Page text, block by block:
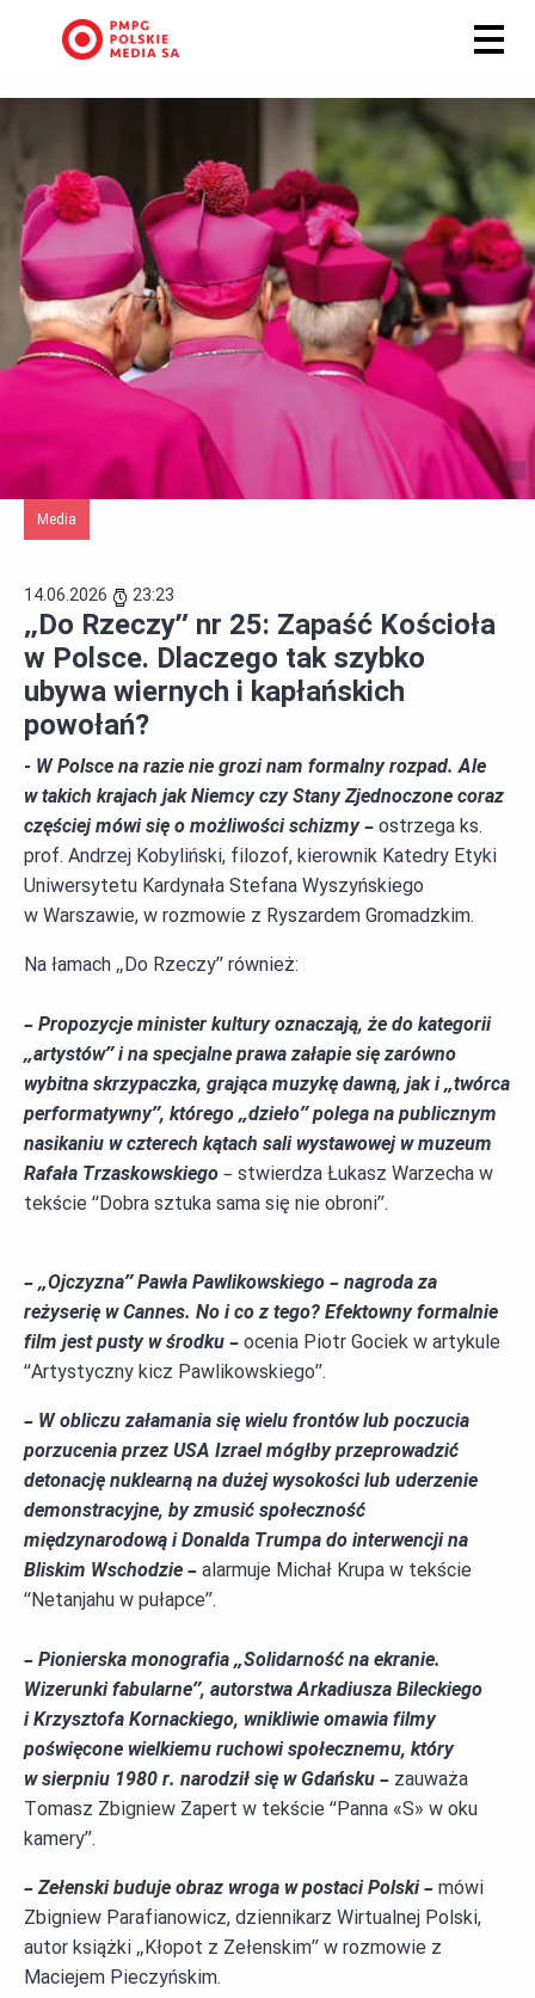
Media
14.06.2026 23:23
„Do Rzeczy” nr 25: Zapaść Kościoła
w Polsce. Dlaczego tak szybko
ubywa wiernych i kapłańskich
powołań?
- W Polsce na razie nie grozi nam formalny rozpad. Ale
w takich krajach jak Niemcy czy Stany Zjednoczone coraz
częściej mówi się o możliwości schizmy – ostrzega ks.
prof. Andrzej Kobyliński, filozof, kierownik Katedry Etyki
Uniwersytetu Kardynała Stefana Wyszyńskiego
w Warszawie, w rozmowie z Ryszardem Gromadzkim.
Na łamach „Do Rzeczy” również:
– Propozycje minister kultury oznaczają, że do kategorii
„artystów” i na specjalne prawa załapie się zarówno
wybitna skrzypaczka, grająca muzykę dawną, jak i „twórca
performatywny”, którego „dzieło” polega na publicznym
nasikaniu w czterech kątach sali wystawowej w muzeum
Rafała Trzaskowskiego – stwierdza Łukasz Warzecha w
tekście “Dobra sztuka sama się nie obroni”.
– „Ojczyzna” Pawła Pawlikowskiego – nagrodaza
reżyserię w Cannes. No i co z tego? Efektowny formalnie
film jest pusty w środku – ocenia Piotr Gociek w artykule
“Artystyczny kicz Pawlikowskiego”.
– W obliczu załamania się wielu frontów lub poczucia
porzucenia przez USA Izrael mógłby przeprowadzić
detonację nuklearną na dużej wysokości lub uderzenie
demonstracyjne, by zmusić społeczność
międzynarodową i Donalda Trumpa do interwencji na
Bliskim Wschodzie – alarmuje Michał Krupa w tekście
“Netanjahu w pułapce”.
– Pionierska monografia „Solidarność na ekranie.
Wizerunki fabularne”, autorstwa Arkadiusza Bileckiego
i Krzysztofa Kornackiego, wnikliwie omawia filmy
poświęcone wielkiemu ruchowi społecznemu, który
w sierpniu 1980 r. narodził się w Gdańsku – zauważa
Tomasz Zbigniew Zapert w tekście “Panna «S» w oku
kamery”.
– Zełenskibuduje obraz wroga w postaci Polski– mówi
Zbigniew Parafianowicz, dziennikarz Wirtualnej Polski,
autor książki „Kłopot z Zełenskim” w rozmowie z
Maciejem Pieczyńskim.